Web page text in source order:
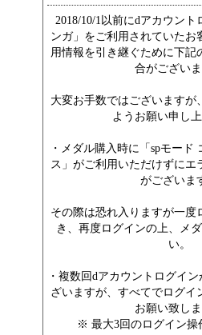
2018/10/1以前にdアカウン
ンガ」をご利用されていたお
用情報を引き継ぐために下記
合がございま
大変お手数ではございますが
ようお願い申し上
・メダル購入時に「spモード
ス」がご利用いただけずにエ
がございま
その際は恐れ入りますが一度
き、再度ログインの上、メ
い。
・複数回dアカウントログイ
ざいますが、すべてでログイ
お願い致しま
※ 最大3回のログイン操